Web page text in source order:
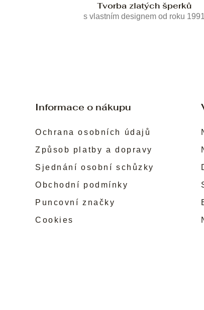
Tvorba zlatých šperků
s vlastním designem od roku 1991
Informace o nákupu
Ochrana osobních údajů
Způsob platby a dopravy
Sjednání osobní schůzky
Obchodní podmínky
Puncovní značky
Cookies